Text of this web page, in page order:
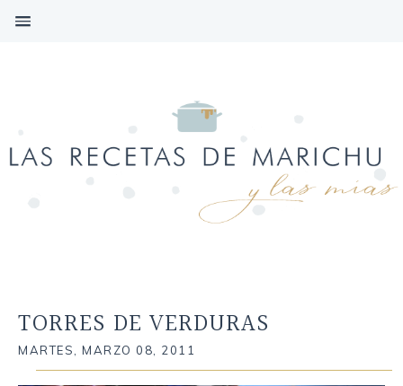
TORRES DE VERDURAS
MARTES, MARZO 08, 2011